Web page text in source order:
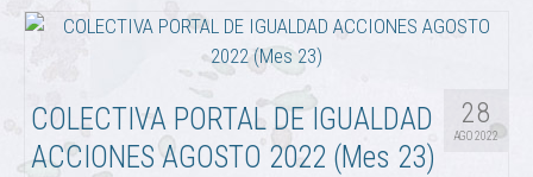
28
AGO 2022
COLECTIVA PORTAL DE IGUALDAD
ACCIONES AGOSTO 2022 (Mes 23)